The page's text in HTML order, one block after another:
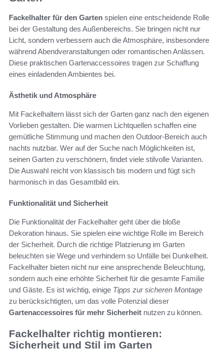
Fackelhalter für den Garten spielen eine entscheidende Rolle
bei der Gestaltung des Außenbereichs. Sie bringen nicht nur
Licht, sondern verbessern auch die Atmosphäre, insbesondere
während Abendveranstaltungen oder romantischen Anlässen.
Diese praktischen Gartenaccessoires tragen zur Schaffung
eines einladenden Ambientes bei.
Ästhetik und Atmosphäre
Mit Fackelhaltern lässt sich der Garten ganz nach den eigenen
Vorlieben gestalten. Die warmen Lichtquellen schaffen eine
gemütliche Stimmung und machen den Outdoor-Bereich auch
nachts nutzbar. Wer auf der Suche nach Möglichkeiten ist,
seinen Garten zu verschönern, findet viele stilvolle Varianten.
Die Auswahl reicht von klassisch bis modern und fügt sich
harmonisch in das Gesamtbild ein.
Funktionalität und Sicherheit
Die Funktionalität der Fackelhalter geht über die bloße
Dekoration hinaus. Sie spielen eine wichtige Rolle im Bereich
der Sicherheit. Durch die richtige Platzierung im Garten
beleuchten sie Wege und verhindern so Unfälle bei Dunkelheit.
Fackelhalter bieten nicht nur eine ansprechende Beleuchtung,
sondern auch eine erhöhte Sicherheit für die gesamte Familie
und Gäste. Es ist wichtig, einige Tipps zur sicheren Montage
zu berücksichtigten, um das volle Potenzial dieser
Gartenaccessoires für mehr Sicherheit nutzen zu können.
Fackelhalter richtig montieren:
Sicherheit und Stil im Garten